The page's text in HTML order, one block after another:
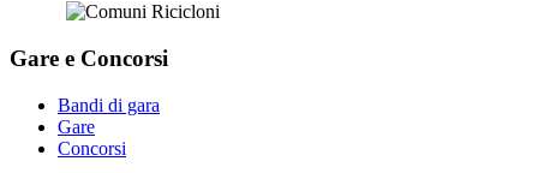
Gare e Concorsi
Bandi di gara
Gare
Concorsi